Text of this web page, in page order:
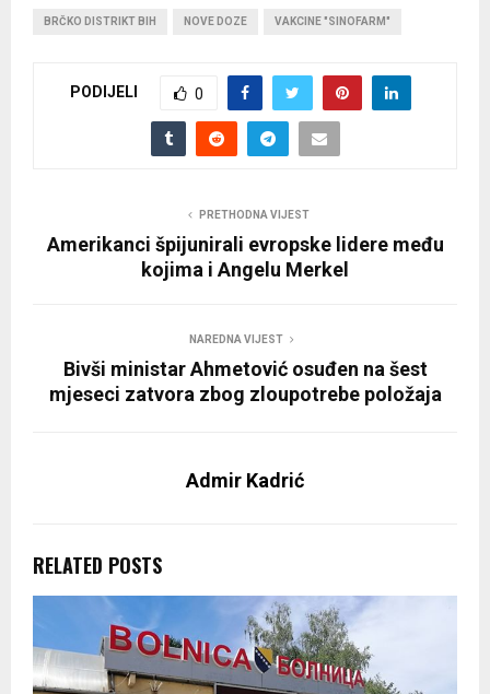
BRČKO DISTRIKT BIH NOVE DOZE VAKCINE "SINOFARM"
PODIJELI 0
PRETHODNA VIJEST
Amerikanci špijunirali evropske lidere među
kojima i Angelu Merkel
NAREDNA VIJEST
Bivši ministar Ahmetović osuđen na šest
mjeseci zatvora zbog zloupotrebe položaja
Admir Kadrić
RELATED POSTS